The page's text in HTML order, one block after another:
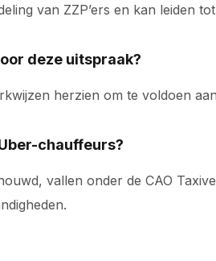
van ZZP’ers en kan leiden
deze uitspraak?
herzien om te voldoen
chauffeurs?
vallen onder de CAO